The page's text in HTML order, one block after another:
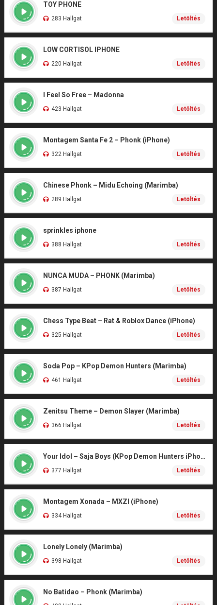
TOY PHONE
283 Hallgat Letöltés
LOW CORTISOL IPHONE
220 Hallgat Letöltés
I Feel So Free – Madonna
423 Hallgat Letöltés
Montagem Santa Fe 2 – Phonk (iPhone)
322 Hallgat Letöltés
Chinese Phonk – Midu Echoing (Marimba)
289 Hallgat Letöltés
sprinkles iphone
388 Hallgat Letöltés
NUNCA MUDA – PHONK (Marimba)
387 Hallgat Letöltés
Chess Type Beat – Rat & Roblox Dance (iPhone)
325 Hallgat Letöltés
Soda Pop – KPop Demon Hunters (Marimba)
461 Hallgat Letöltés
Zenitsu Theme – Demon Slayer (Marimba)
366 Hallgat Letöltés
Your Idol – Saja Boys (KPop Demon Hunters iPhone)
377 Hallgat Letöltés
Montagem Xonada – MXZI (iPhone)
334 Hallgat Letöltés
Lonely Lonely (Marimba)
398 Hallgat Letöltés
No Batidao – Phonk (Marimba)